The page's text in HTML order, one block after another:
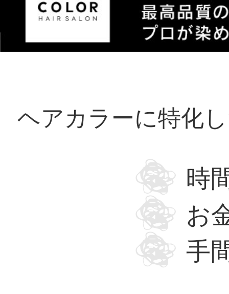
ヘアカラーに特化
時
お
手